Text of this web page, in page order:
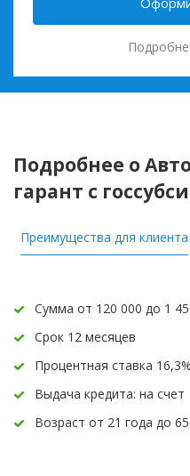
Подробнее о
гарант с
Преимущества для клиента
Сумма от 120 000 до 1
Срок 12 месяцев
Процентная ставка
Выдача кредита: на счет
Возраст от 21 года до